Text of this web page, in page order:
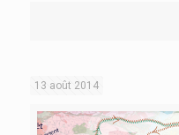
13 août 2014